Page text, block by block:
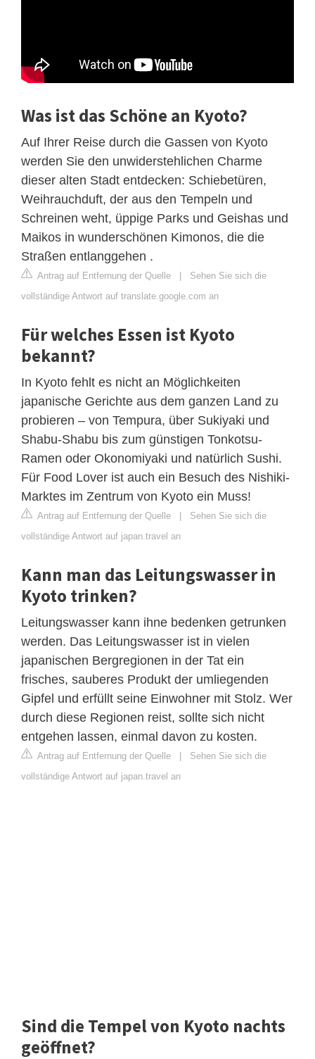
Was ist das Schöne an Kyoto?
Auf Ihrer Reise durch die Gassen von Kyoto
werden Sie den unwiderstehlichen Charme
dieser alten Stadt entdecken: Schiebetüren,
Weihrauchduft, der aus den Tempeln und
Schreinen weht, üppige Parks und Geishas und
Maikos in wunderschönen Kimonos, die die
Straßen entlanggehen .
Antrag auf Entfernung der Quelle | Sehen Sie sich die
vollständige Antwort auf translate.google.com an
Für welches Essen ist Kyoto
bekannt?
In Kyoto fehlt es nicht an Möglichkeiten
japanische Gerichte aus dem ganzen Land zu
probieren – von Tempura, über Sukiyaki und
Shabu-Shabu bis zum günstigen Tonkotsu-
Ramen oder Okonomiyaki und natürlich Sushi.
Für Food Lover ist auch ein Besuch des Nishiki-
Marktes im Zentrum von Kyoto ein Muss!
Antrag auf Entfernung der Quelle | Sehen Sie sich die
vollständige Antwort auf japan.travel an
Kann man das Leitungswasser in
Kyoto trinken?
Leitungswasser kann ihne bedenken getrunken
werden. Das Leitungswasser ist in vielen
japanischen Bergregionen in der Tat ein
frisches, sauberes Produkt der umliegenden
Gipfel und erfüllt seine Einwohner mit Stolz. Wer
durch diese Regionen reist, sollte sich nicht
entgehen lassen, einmal davon zu kosten.
Antrag auf Entfernung der Quelle | Sehen Sie sich die
vollständige Antwort auf japan.travel an
Sind die Tempel von Kyoto nachts
geöffnet?